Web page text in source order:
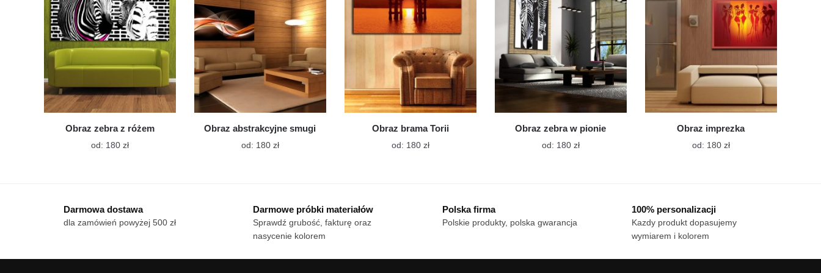
wybrać
na
stronie
produktu
wybrać
na
stronie
produktu
wybrać
na
stronie
produktu
wybrać
stronie
produktu
wybrać
na
stronie
produktu
Obraz zebra z różem
od: 180 złTen
Opcje
można
Obraz abstrakcyjne smugi
od: 180 złTen
Opcje
można
wybrać
Obraz brama Torii
od: 180 złTen
Opcje
można
Obraz zebra w pionie
od: 180 złTen
Obraz imprezka
od: 180 złTen
można
Darmowa dostawa
dla zamówień powyżej 500 zł
Darmowe próbki materiałów
Sprawdź grubość, fakturę oraz
nasycenie kolorem
Polska firma
Polskie produkty, polska gwarancja
100% personalizacji
Kazdy produkt dopasujemy
wymiarem i kolorem